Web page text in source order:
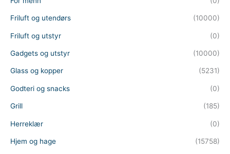
Friluft og utendørs (10000)
Friluft og utstyr (0)
Gadgets og utstyr (10000)
Glass og kopper (5231)
Godteri og snacks (0)
Grill (185)
Herreklær (0)
Hjem og hage (15758)